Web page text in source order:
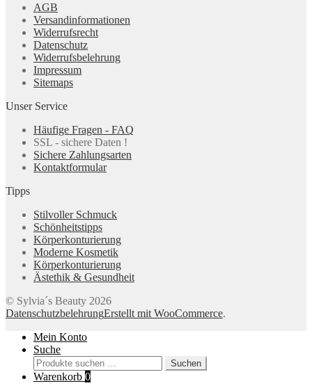
AGB
Versandinformationen
Widerrufsrecht
Datenschutz
Widerrufsbelehrung
Impressum
Sitemaps
Unser Service
Häufige Fragen - FAQ
SSL - sichere Daten !
Sichere Zahlungsarten
Kontaktformular
Tipps
Stilvoller Schmuck
Schönheitstipps
Körperkonturierung
Moderne Kosmetik
Körperkonturierung
Ästethik & Gesundheit
© Sylvia´s Beauty 2026
DatenschutzbelehrungErstellt mit WooCommerce.
Mein Konto
Suche
Suchen
nach:
Suchen
Warenkorb 0